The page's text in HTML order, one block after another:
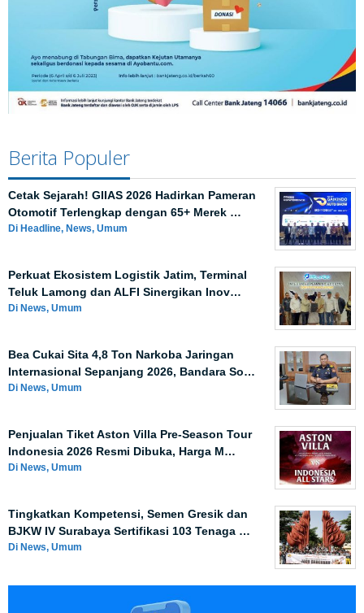
Berita Populer
Cetak Sejarah! GIIAS 2026 Hadirkan Pameran
Otomotif Terlengkap dengan 65+ Merek …
Di Headline, News, Umum
Perkuat Ekosistem Logistik Jatim, Terminal
Teluk Lamong dan ALFI Sinergikan Inov…
Di News, Umum
Bea Cukai Sita 4,8 Ton Narkoba Jaringan
Internasional Sepanjang 2026, Bandara So…
Di News, Umum
Penjualan Tiket Aston Villa Pre-Season Tour
Indonesia 2026 Resmi Dibuka, Harga M…
Di News, Umum
Tingkatkan Kompetensi, Semen Gresik dan
BJKW IV Surabaya Sertifikasi 103 Tenaga …
Di News, Umum